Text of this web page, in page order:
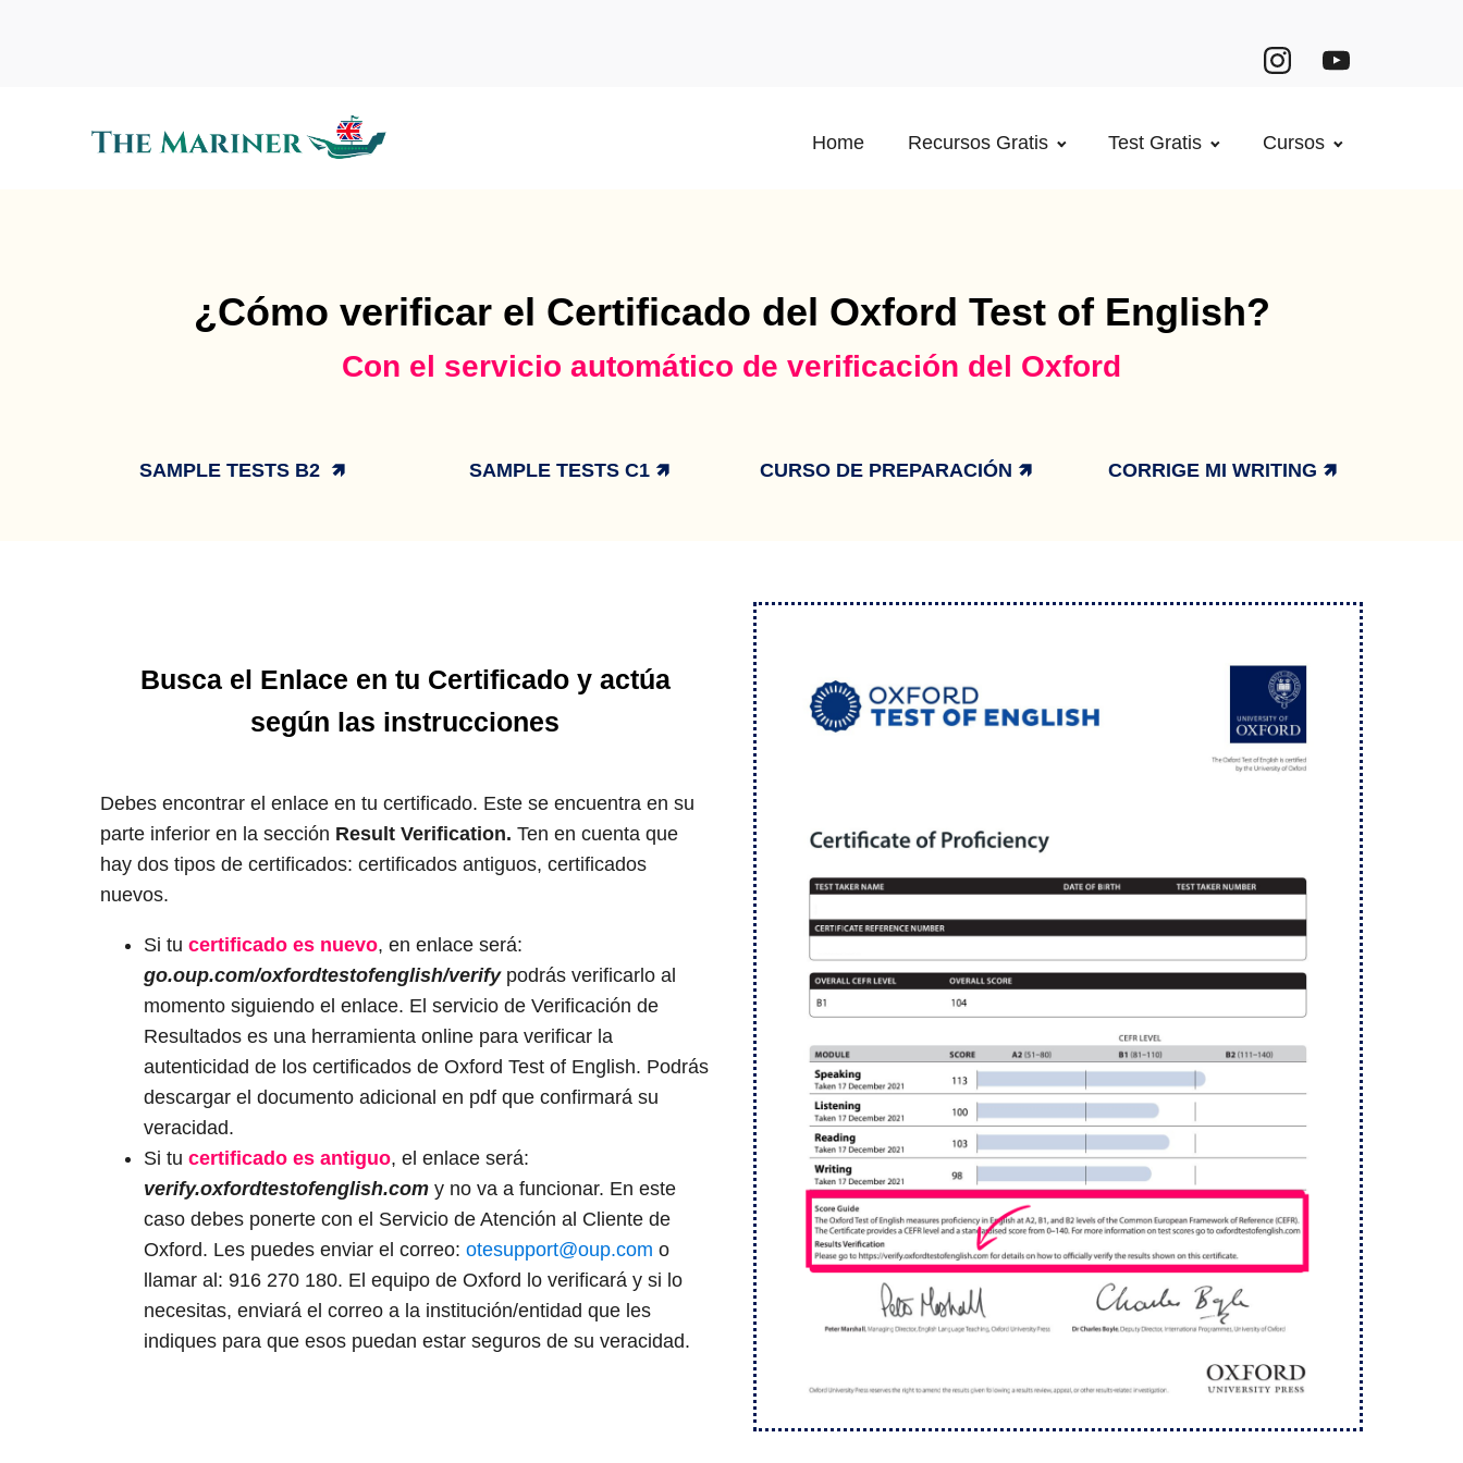
Home Recursos Gratis Test Gratis Cursos
¿Cómo verificar el Certificado del Oxford Test of English?
Con el servicio automático de verificación del Oxford
SAMPLE TESTS B2 🡽 SAMPLE TESTS C1 🡽 CURSO DE PREPARACIÓN 🡽 CORRIGE MI WRITING 🡽
Busca el Enlace en tu Certificado y actúa
según las instrucciones
Debes encontrar el enlace en tu certificado. Este se encuentra en su
parte inferior en la sección Result Verification. Ten en cuenta que
hay dos tipos de certificados: certificados antiguos, certificados
nuevos.
Si tu certificado es nuevo, en enlace será:
go.oup.com/oxfordtestofenglish/verify podrás verificarlo al
momento siguiendo el enlace. El servicio de Verificación de
Resultados es una herramienta online para verificar la
autenticidad de los certificados de Oxford Test of English. Podrás
descargar el documento adicional en pdf que confirmará su
veracidad.
Si tu certificado es antiguo, el enlace será:
verify.oxfordtestofenglish.com y no va a funcionar. En este
caso debes ponerte con el Servicio de Atención al Cliente de
Oxford. Les puedes enviar el correo: otesupport@oup.com o
llamar al: 916 270 180. El equipo de Oxford lo verificará y si lo
necesitas, enviará el correo a la institución/entidad que les
indiques para que esos puedan estar seguros de su veracidad.